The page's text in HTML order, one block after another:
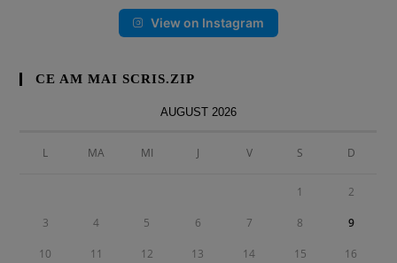
View on Instagram
CE AM MAI SCRIS.ZIP
AUGUST 2026
L MA MI J V S D
1 2
3 4 5 6 7 8 9
10 11 12 13 14 15 16